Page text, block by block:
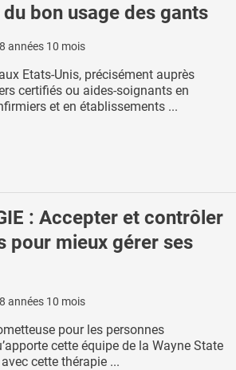
bon usage des gants
8 années 10 mois
Etats-Unis, précisément auprès
certifiés ou aides-soignants en
et en établissements ...
: Accepter et contrôler
pour mieux gérer ses
8 années 10 mois
pour les personnes
cette équipe de la Wayne State
cette thérapie ...